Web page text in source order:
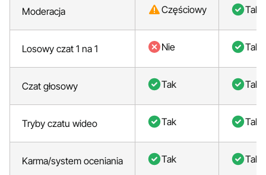
Moderacja Częściowy Tak
Losowy czat 1 na 1 Nie Tak
Czat głosowy Tak Tak
Tryby czatu wideo Tak Tak
Karma/system oceniania Tak Tak